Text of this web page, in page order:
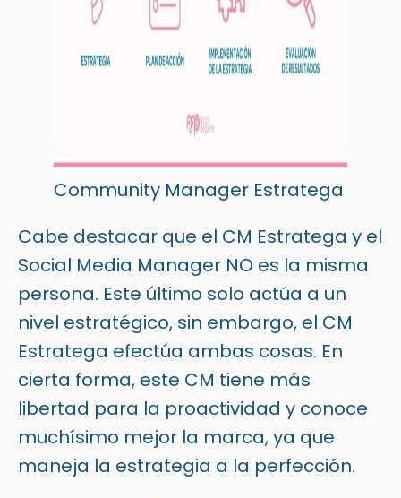
Community Manager Estratega
Cabe destacar que el CM Estratega y el
Social Media Manager NO es la misma
persona. Este último solo actúa a un
nivel estratégico, sin embargo, el CM
Estratega efectúa ambas cosas. En
cierta forma, este CM tiene más
libertad para la proactividad y conoce
muchísimo mejor la marca, ya que
maneja la estrategia a la perfección.